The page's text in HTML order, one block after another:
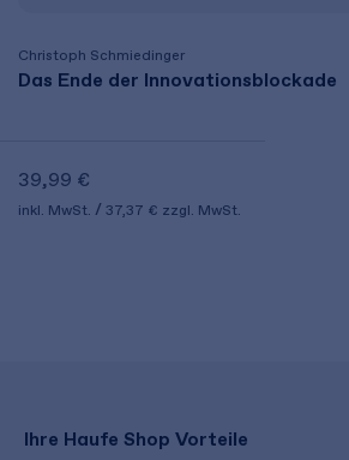
Christoph Schmiedinger
Das Ende der Innovationsblockade
39,99 €
inkl. MwSt. 37,37 € zzgl. MwSt.
Ihre Haufe Shop Vorteile